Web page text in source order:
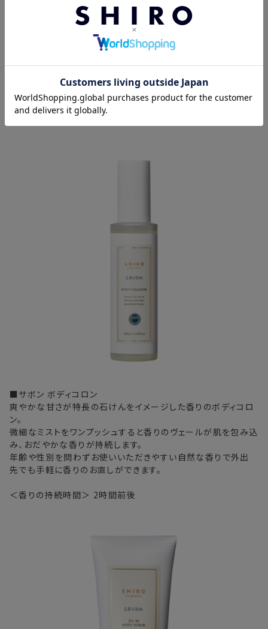
■サボン ハンドクリーム
サボンの香りを楽しみながら、しっとりと保湿するハンドクリー
ム。
ホホバオイル
やマカデミアナッツオイル
など肌なじみの良
いオイルとアロエ*3を配合。
なめらかで潤いのある手元へと整えます。持ち運びに便利なチ
ューブタイプで、外出先でもご使用いただけます。
■サボン ボディコロン
爽やかな甘さが特長の石けんをイメージした香りのボディコロ
ン。
微細なミストをワンプッシュすると香りのヴェールが肌を包み込
み、おだやかな香りが持続します。
年齢や性別を問わずお使いいただきやすい自然な香りで外出
先でも手軽に香りのお直しができます。
＜香りの持続時間＞ 2時間前後